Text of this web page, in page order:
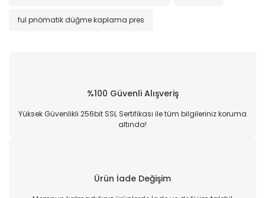
ful pnömatik düğme kaplama pres
%100 Güvenli Alışveriş
Yüksek Güvenlikli 256bit SSL Sertifikası ile tüm bilgileriniz koruma
altında!
Ürün İade Değişim